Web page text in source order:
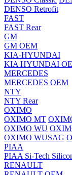
DENSO Retrofit
FAST
FAST Rear
GM
GM OEM
KIA-HYUNDAI
KIA HYUNDAI
MERCEDES
MERCEDES OEM
NTY
NTY Rear
OXIMO
OXIMO MT
OXIMO WU
OXIMO WUSAG
PIAA
PIAA Si-Tech
RENAULT